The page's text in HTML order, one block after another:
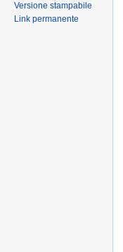
Versione stampabile
Link permanente